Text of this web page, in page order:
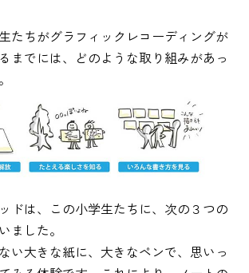
たちがグラフィックレコーディングが
までには、どのような取り組みがあっ
ドは、この小学生たちに、次の３つの
ました。
い大きな紙に、大きなペンで、思いっ